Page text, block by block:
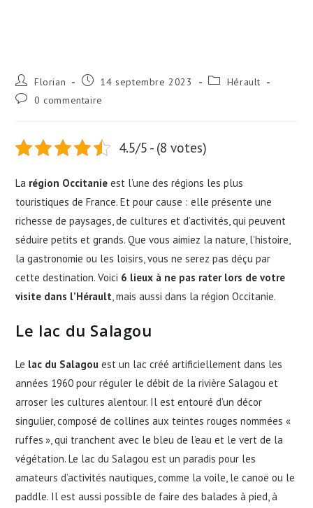
Florian 14 septembre 2023
Hérault
0 commentaire
4.5/5 - (8 votes)
La région Occitanie est l’une des régions les plus
touristiques de France. Et pour cause : elle présente une
richesse de paysages, de cultures et d’activités, qui peuvent
séduire petits et grands. Que vous aimiez la nature, l’histoire,
la gastronomie ou les loisirs, vous ne serez pas déçu par
cette destination. Voici 6 lieux à ne pas rater lors de votre
visite dans l’Hérault, mais aussi dans la région Occitanie.
Le lac du Salagou
Le lac du Salagou est un lac créé artificiellement dans les
années 1960 pour réguler le débit de la rivière Salagou et
arroser les cultures alentour. Il est entouré d’un décor
singulier, composé de collines aux teintes rouges nommées «
ruffes », qui tranchent avec le bleu de l’eau et le vert de la
végétation. Le lac du Salagou est un paradis pour les
amateurs d’activités nautiques, comme la voile, le canoë ou le
paddle. Il est aussi possible de faire des balades à pied, à